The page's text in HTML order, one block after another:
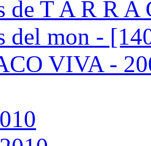
de T A R R A
del mon -
VIVA -